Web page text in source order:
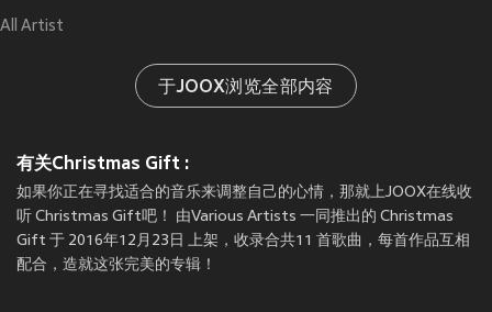
All Artist
于JOOX浏览全部内容
有关Christmas Gift :
如果你正在寻找适合的音乐来调整自己的心情，那就上JOOX在线收
听 Christmas Gift吧！ 由Various Artists 一同推出的 Christmas
Gift 于 2016年12月23日 上架，收录合共11 首歌曲，每首作品互相
配合，造就这张完美的专辑！